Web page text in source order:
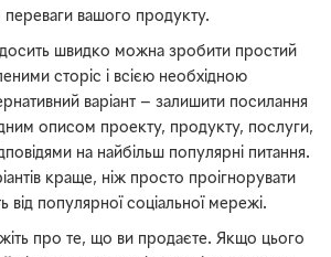
переваги вашого продукту.
швидко можна зробити простий
сторіс і всією необхідною
варіант — залишити посилання
описом проекту, продукту, послуги,
на найбільш популярні питання.
краще, ніж просто проігнорувати
від популярної соціальної мережі.
про те, що ви продаєте. Якщо цього